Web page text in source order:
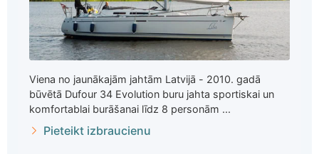
Viena no jaunākajām jahtām Latvijā - 2010. gadā
būvētā Dufour 34 Evolution buru jahta sportiskai un
komfortablai burāšanai līdz 8 personām ...
Pieteikt izbraucienu